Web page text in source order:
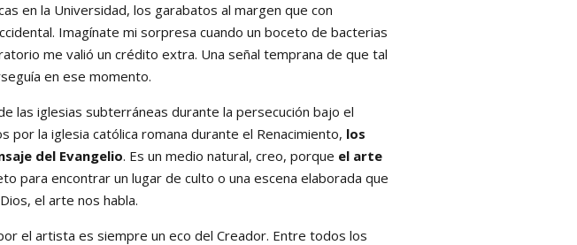
en la Universidad, los garabatos al margen que con
Imagínate mi sorpresa cuando un boceto de bacterias
me valió un crédito extra. Una señal temprana de que tal
en ese momento.
las iglesias subterráneas durante la persecución bajo el
la iglesia católica romana durante el Renacimiento, los
del Evangelio. Es un medio natural, creo, porque el arte
para encontrar un lugar de culto o una escena elaborada que
el arte nos habla.
el artista es siempre un eco del Creador. Entre todos los